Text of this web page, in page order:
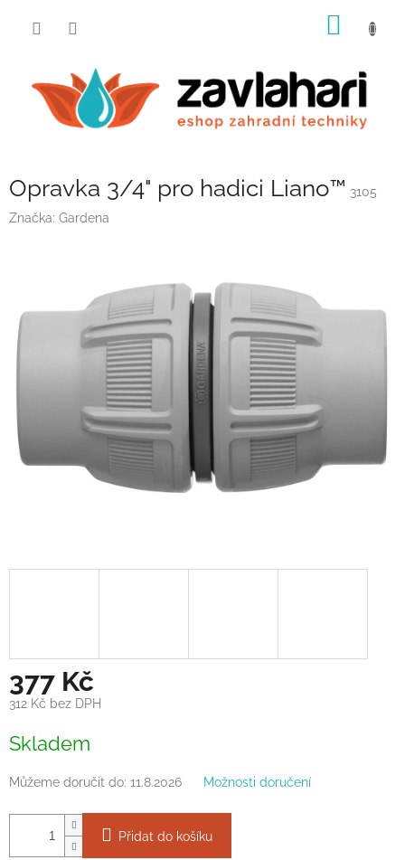
Opravka 3/4" pro hadici Liano™ 3105
Značka: Gardena
377 Kč
312 Kč bez DPH
cena:
Skladem
Můžeme doručit do: 11.8.2026 Možnosti doručení
Přidat do košíku